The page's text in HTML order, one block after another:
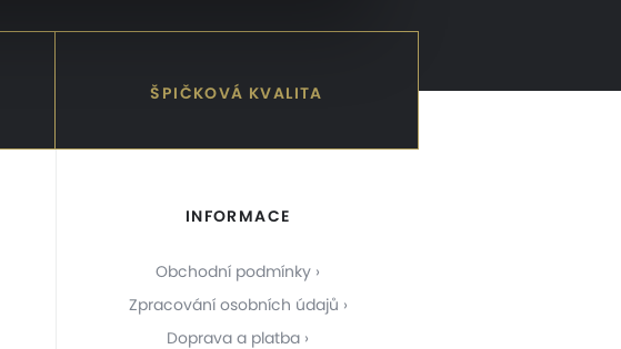
ŠPIČKOVÁ KVALITA
INFORMACE
Obchodní podmínky
Zpracování osobních údajů
Doprava a platba